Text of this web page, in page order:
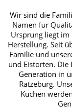
Wir sind die
Namen für
Ursprung liegt im
Herstellung. Seit
Familie und
und Eistorten.
Generation in
Ratzeburg.
Kuchen